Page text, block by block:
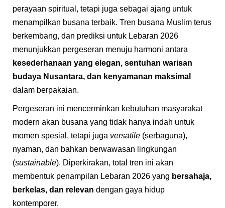
perayaan spiritual, tetapi juga sebagai ajang untuk
menampilkan busana terbaik. Tren busana Muslim terus
berkembang, dan prediksi untuk Lebaran 2026
menunjukkan pergeseran menuju harmoni antara
kesederhanaan yang elegan, sentuhan warisan
budaya Nusantara, dan kenyamanan maksimal
dalam berpakaian.
Pergeseran ini mencerminkan kebutuhan masyarakat
modern akan busana yang tidak hanya indah untuk
momen spesial, tetapi juga versatile (serbaguna),
nyaman, dan bahkan berwawasan lingkungan
(sustainable). Diperkirakan, total tren ini akan
membentuk penampilan Lebaran 2026 yang bersahaja,
berkelas, dan relevan dengan gaya hidup
kontemporer.